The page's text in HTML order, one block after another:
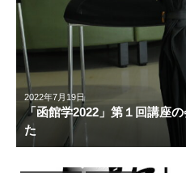
2022年7月19日
「函館学2022」第１回講座
た